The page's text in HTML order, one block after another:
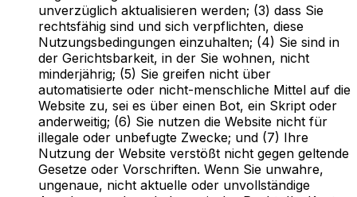
unverzüglich aktualisieren werden; (3) dass Sie
rechtsfähig sind und sich verpflichten, diese
Nutzungsbedingungen einzuhalten; (4) Sie sind in
der Gerichtsbarkeit, in der Sie wohnen, nicht
minderjährig; (5) Sie greifen nicht über
automatisierte oder nicht-menschliche Mittel auf die
Website zu, sei es über einen Bot, ein Skript oder
anderweitig; (6) Sie nutzen die Website nicht für
illegale oder unbefugte Zwecke; und (7) Ihre
Nutzung der Website verstößt nicht gegen geltende
Gesetze oder Vorschriften. Wenn Sie unwahre,
ungenaue, nicht aktuelle oder unvollständige